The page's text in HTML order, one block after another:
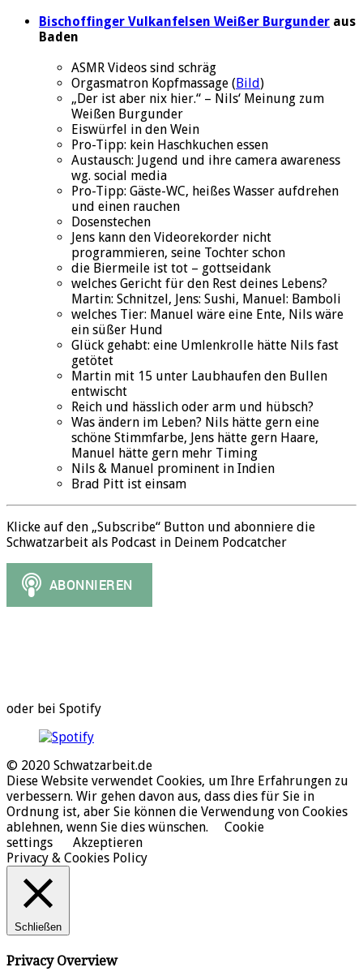
Bischoffinger Vulkanfelsen Weißer Burgunder aus
Baden
ASMR Videos sind schräg
Orgasmatron Kopfmassage (Bild)
„Der ist aber nix hier.“ – Nils‘ Meinung zum
Weißen Burgunder
Eiswürfel in den Wein
Pro-Tipp: kein Haschkuchen essen
Austausch: Jugend und ihre camera awareness
wg. social media
Pro-Tipp: Gäste-WC, heißes Wasser aufdrehen
und einen rauchen
Dosenstechen
Jens kann den Videorekorder nicht
programmieren, seine Tochter schon
die Biermeile ist tot – gottseidank
welches Gericht für den Rest deines Lebens?
Martin: Schnitzel, Jens: Sushi, Manuel: Bamboli
welches Tier: Manuel wäre eine Ente, Nils wäre
ein süßer Hund
Glück gehabt: eine Umlenkrolle hätte Nils fast
getötet
Martin mit 15 unter Laubhaufen den Bullen
entwischt
Reich und hässlich oder arm und hübsch?
Was ändern im Leben? Nils hätte gern eine
schöne Stimmfarbe, Jens hätte gern Haare,
Manuel hätte gern mehr Timing
Nils & Manuel prominent in Indien
Brad Pitt ist einsam
Klicke auf den „Subscribe“ Button und abonniere die
Schwatzarbeit als Podcast in Deinem Podcatcher
oder bei Spotify
© 2020 Schwatzarbeit.de
Diese Website verwendet Cookies, um Ihre Erfahrungen zu
verbessern. Wir gehen davon aus, dass dies für Sie in
Ordnung ist, aber Sie können die Verwendung von Cookies
ablehnen, wenn Sie dies wünschen.
Cookie
settings
Akzeptieren
Privacy & Cookies Policy
Schließen
Privacy Overview